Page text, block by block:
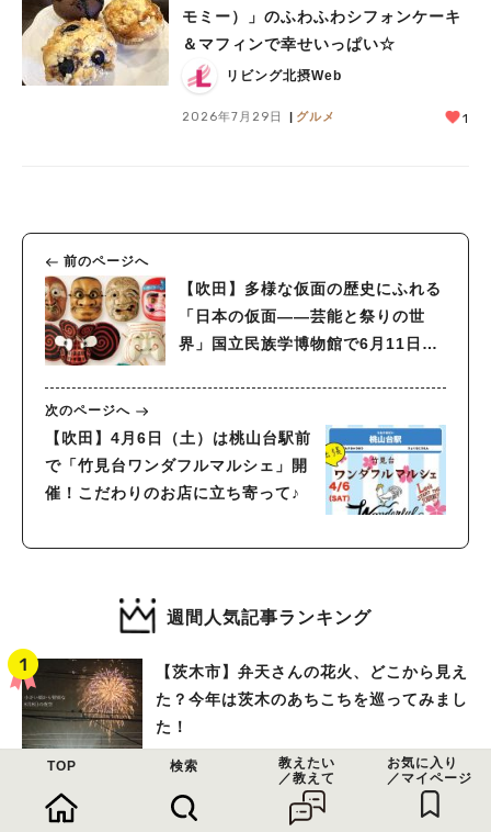
モミー）」のふわふわシフォンケーキ
＆マフィンで幸せいっぱい☆
リビング北摂Web
2026年7月29日 グルメ 1
前のページへ
【吹田】多様な仮面の歴史にふれる
「日本の仮面――芸能と祭りの世
界」国立民族学博物館で6月11日
次のページへ
【吹田】4月6日（土）は桃山台駅前
で「竹見台ワンダフルマルシェ」開
催！こだわりのお店に立ち寄って♪
週間人気記事ランキング
【茨木市】弁天さんの花火、どこから見え
た？今年は茨木のあちこちを巡ってみまし
た！
【北摂】8月1日～8月7日開催のイベン
ト・おすすめスポット情報「今週 どこい
TOP 検索
教えたい
／教えて
お気に入り
／マイページ